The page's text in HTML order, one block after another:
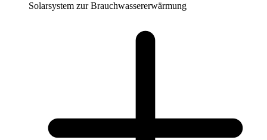
Solarsystem zur Brauchwassererwärmung